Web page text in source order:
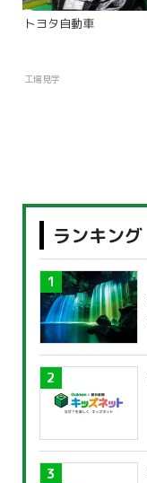
トヨタ自動車
工場見学
ランキング